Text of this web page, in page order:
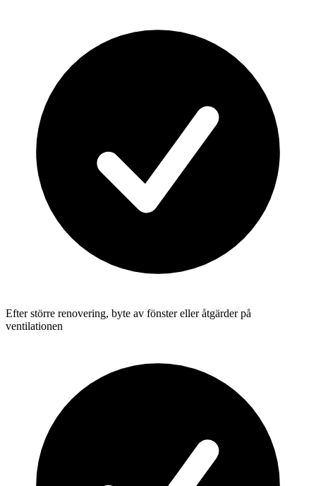
Efter större renovering, byte av fönster eller åtgärder på
ventilationen